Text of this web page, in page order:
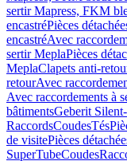
sertir Mapress, FKM
encastréPièces
encastréAvec
sertir MeplaPièces
MeplaClapets anti-
retourAvec
Avec raccordements à
bâtimentsGeberit
RaccordsCoudesTés
de visitePièces
SuperTubeCoudes